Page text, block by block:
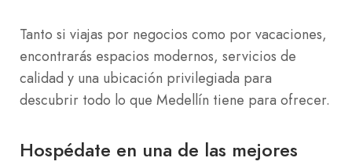
Tanto si viajas por negocios como por vacaciones,
encontrarás espacios modernos, servicios de
calidad y una ubicación privilegiada para
descubrir todo lo que Medellín tiene para ofrecer.
Hospédate en una de las mejores